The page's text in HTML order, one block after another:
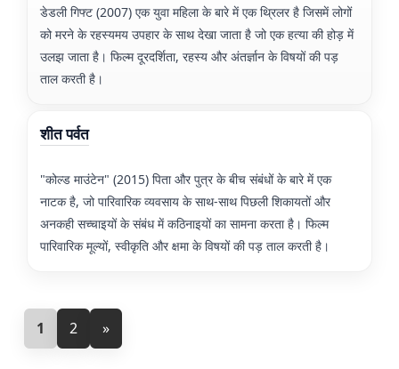
डेडली गिफ्ट (2007) एक युवा महिला के बारे में एक थ्रिलर है जिसमें लोगों
को मरने के रहस्यमय उपहार के साथ देखा जाता है जो एक हत्या की होड़ में
उलझ जाता है। फिल्म दूरदर्शिता, रहस्य और अंतर्ज्ञान के विषयों की पड़
ताल करती है।
शीत पर्वत
"कोल्ड माउंटेन" (2015) पिता और पुत्र के बीच संबंधों के बारे में एक
नाटक है, जो पारिवारिक व्यवसाय के साथ-साथ पिछली शिकायतों और
अनकही सच्चाइयों के संबंध में कठिनाइयों का सामना करता है। फिल्म
पारिवारिक मूल्यों, स्वीकृति और क्षमा के विषयों की पड़ ताल करती है।
1 2 »